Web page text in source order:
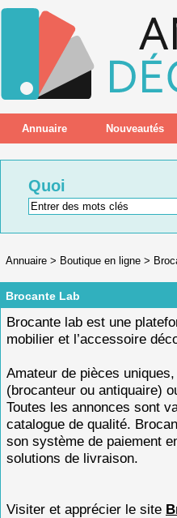
Annuaire Nouveautés
Quoi
Annuaire > Boutique en ligne >
Brocante Lab
Brocante lab est une
mobilier et l’accessoire
Amateur de pièces
(brocanteur ou antiquaire)
Toutes les annonces sont
catalogue de qualité.
son système de paiement
solutions de livraison.
Visiter et apprécier le site